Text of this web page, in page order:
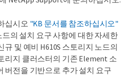
십시오 "KB 문서를 참조하십시오"
드의 설치 요구 사항에 대한 자세한
규 및 예비 H610S 스토리지 노드의
리지 클러스터의 기존 Element 소
버전을 기반으로 추가 설치 요구